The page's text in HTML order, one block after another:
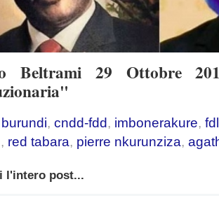
Beltrami 29 Ottobre
burundi, cndd-fdd, imbonerakure,
, red tabara, pierre nkurunziza,
l'intero post...